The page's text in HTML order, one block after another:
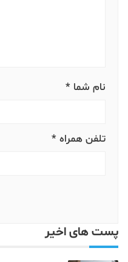
نام شما *
تلفن همراه *
پست های اخیر